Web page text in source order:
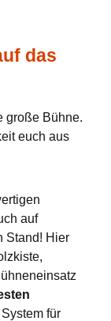
das
große Bühne.
euch aus
auf
Stand! Hier
für